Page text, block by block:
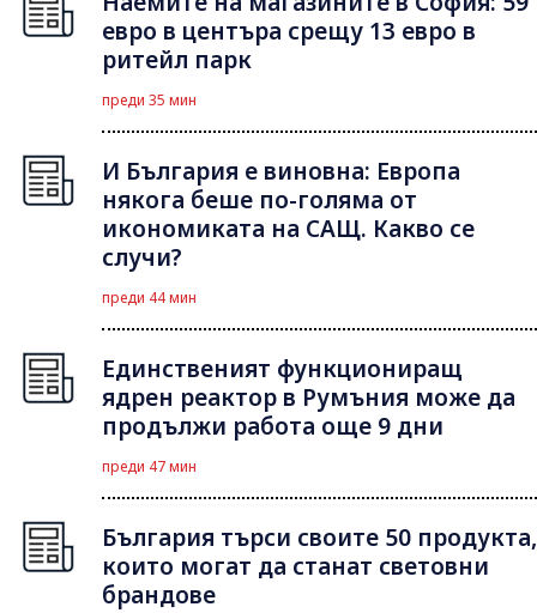
евро в центъра срещу 13 евро в
ритейл парк
преди 35 мин
И България е виновна: Европа
някога беше по-голяма от
икономиката на САЩ. Какво се
случи?
преди 44 мин
Единственият функциониращ
ядрен реактор в Румъния може да
продължи работа още 9 дни
преди 47 мин
България търси своите 50 продукта,
които могат да станат световни
брандове